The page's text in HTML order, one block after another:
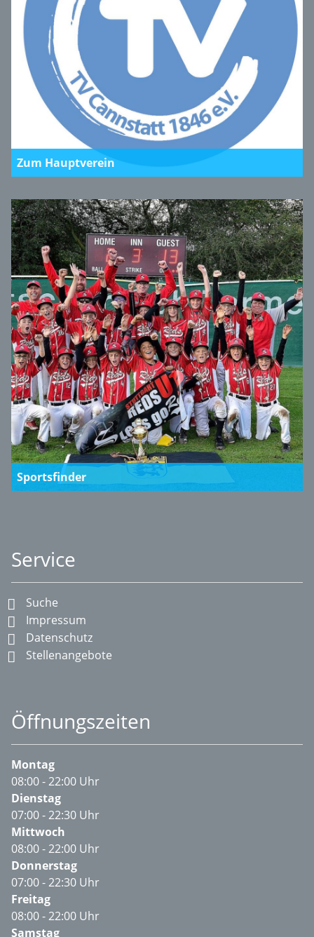
Zum Hauptverein
Sportsfinder
Service
Suche
Impressum
Datenschutz
Stellenangebote
Öffnungszeiten
Montag
08:00 - 22:00 Uhr
Dienstag
07:00 - 22:30 Uhr
Mittwoch
08:00 - 22:00 Uhr
Donnerstag
07:00 - 22:30 Uhr
Freitag
08:00 - 22:00 Uhr
Samstag